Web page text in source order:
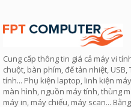
Cung cấp thông tin giá cả máy vi
chuột, bàn phím, đế tản nhiệt,
tính... Phụ kiện laptop, linh kiện
màn hình, nguồn máy tính, thùng
máy in, máy chiếu, máy scan...